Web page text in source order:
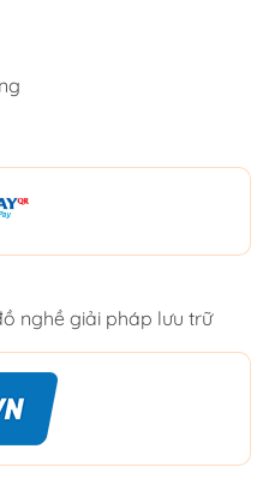
nghề giải pháp lưu trữ